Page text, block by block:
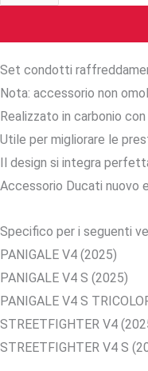
Set condotti
Nota: accessorio non
Realizzato in carbonio
Utile per migliorare le
Il design si integra
Accessorio Ducati nuovo
Specifico per i seguenti
PANIGALE V4 (2025)
PANIGALE V4 S (2025)
PANIGALE V4 S
STREETFIGHTER V4
STREETFIGHTER V4 S